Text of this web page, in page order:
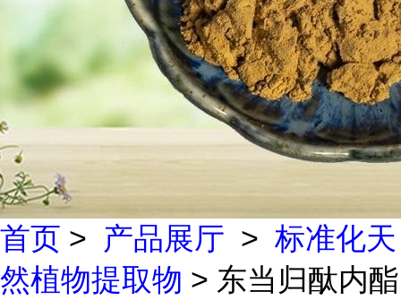
首页 > 产品展厅 > 标准化天
然植物提取物 > 东当归酞内酯